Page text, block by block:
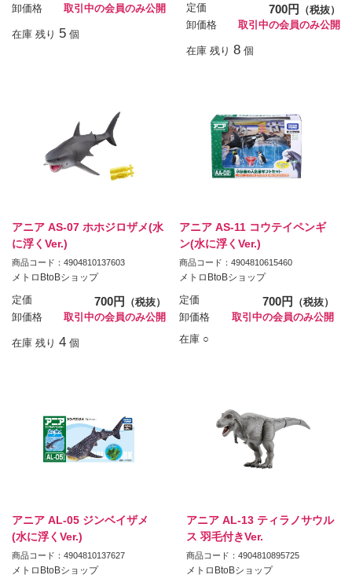
卸価格
取引中の会員のみ公開
在庫 残り 5 個
定価 700円
（税抜）
卸価格
取引中の会員のみ公開
在庫 残り 8 個
アニア AS-07 ホホジロザメ(水
に浮くVer.)
商品コード：4904810137603
メトロBtoBショップ
定価 700円
（税抜）
卸価格
取引中の会員のみ公開
在庫 残り 4 個
アニア AS-11 コウテイペンギ
ン(水に浮くVer.)
商品コード：4904810615460
メトロBtoBショップ
定価 700円
（税抜）
卸価格
取引中の会員のみ公開
在庫 ○
アニア AL-05 ジンベイザメ
(水に浮くVer.)
商品コード：4904810137627
メトロBtoBショップ
アニア AL-13 ティラノサウル
ス 羽毛付きVer.
商品コード：4904810895725
メトロBtoBショップ